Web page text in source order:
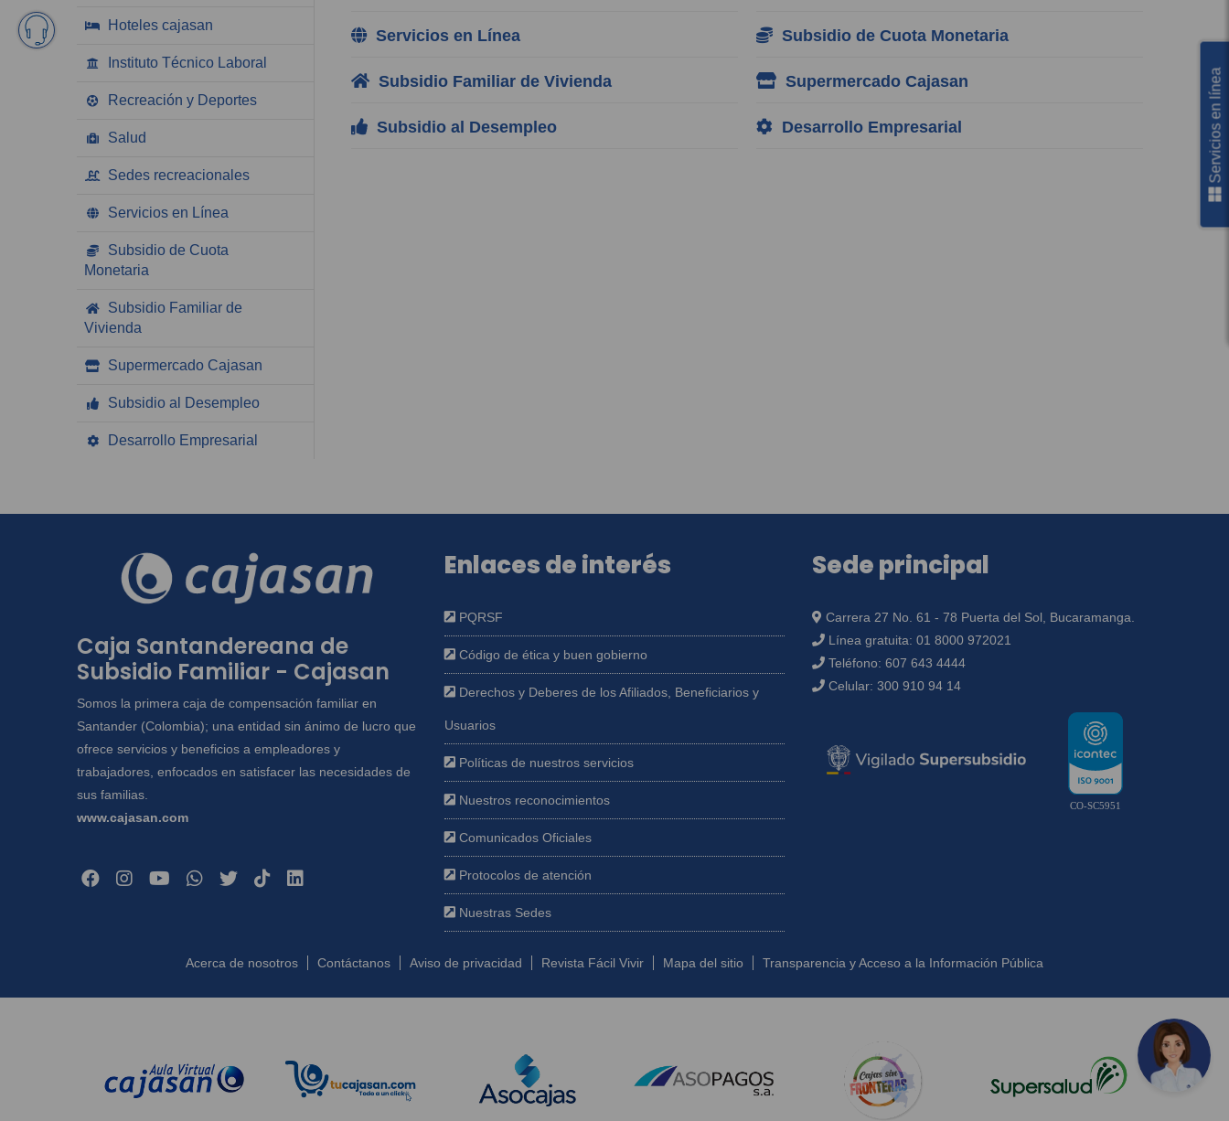
Hoteles cajasan
Instituto Técnico Laboral
Recreación y Deportes
Salud
Sedes recreacionales
Servicios en Línea
Subsidio de Cuota
Monetaria
Subsidio Familiar de
Vivienda
Supermercado Cajasan
Subsidio al Desempleo
Desarrollo Empresarial
Servicios en Línea Subsidio de Cuota Monetaria
Subsidio Familiar de Vivienda Supermercado Cajasan
Subsidio al Desempleo Desarrollo Empresarial
Caja Santandereana de
Subsidio Familiar - Cajasan
Somos la primera caja de compensación familiar en
Santander (Colombia); una entidad sin ánimo de lucro que
ofrece servicios y beneficios a empleadores y
trabajadores, enfocados en satisfacer las necesidades de
sus familias.
www.cajasan.com
Enlaces de interés
PQRSF
Código de ética y buen gobierno
Derechos y Deberes de los Afiliados, Beneficiarios y
Usuarios
Políticas de nuestros servicios
Nuestros reconocimientos
Comunicados Oficiales
Protocolos de atención
Nuestras Sedes
Sede principal
Carrera 27 No. 61 - 78 Puerta del Sol, Bucaramanga.
Línea gratuita: 01 8000 972021
Teléfono: 607 643 4444
Celular: 300 910 94 14
CO-SC5951
Acerca de nosotros Contáctanos Aviso de privacidad Revista Fácil Vivir Mapa del sitio Transparencia y Acceso a la Información Pública
Servicios en línea